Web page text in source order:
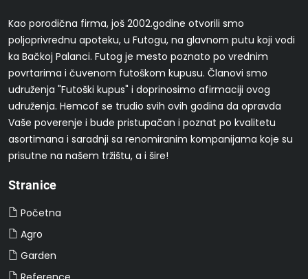
Kao porodična firma, još 2002.godine otvorili smo
poljoprivrednu apoteku, u Futogu, na glavnom putu koji vodi
ka Bačkoj Palanci. Futog je mesto poznato po vrednim
povrtarima i čuvenom futoškom kupusu. Članovi smo
udruženja "Futoški kupus" i doprinosimo afirmaciji ovog
udruženja. Hemcof se trudio svih ovih godina da opravda
Vaše poverenje i bude pristupačan i poznat po kvalitetu
asortimana i saradnji sa renomiranim kompanijama koje su
prisutne na našem tržištu, a i šire!
Stranice
Početna
Agro
Garden